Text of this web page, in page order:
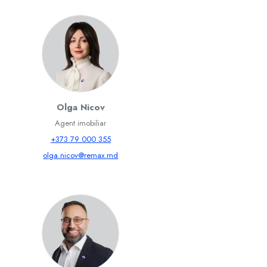
Olga Nicov
Agent imobiliar
+373 79 000 355
olga.nicov@remax.md